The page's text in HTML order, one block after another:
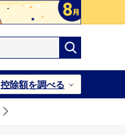
控除額を調べる